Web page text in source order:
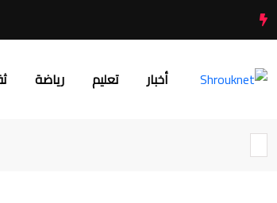
أخبار تعليم رياضة